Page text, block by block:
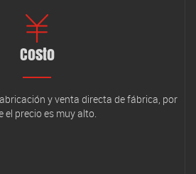
Costo
y venta directa de fábrica, por
el precio es muy alto.